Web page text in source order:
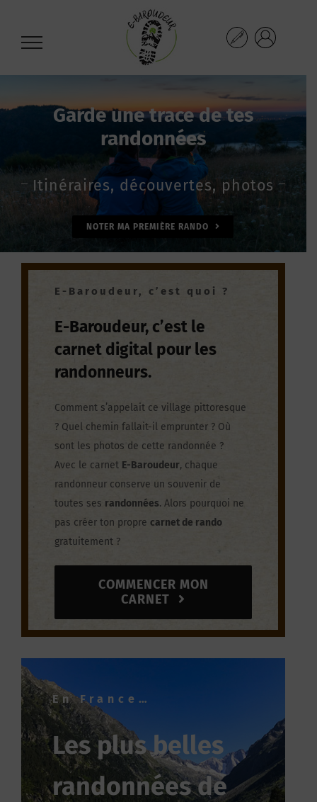
contenu
Garde une trace de tes
randonnées
Itinéraires, découvertes, photos
NOTER MA PREMIÈRE RANDO
E-Baroudeur, c’est quoi ?
E-Baroudeur, c’est le
carnet digital pour les
randonneurs.
Comment s’appelait ce village pittoresque
? Quel chemin fallait-il emprunter ? Où
sont les photos de cette randonnée ?
Avec le carnet E-Baroudeur, chaque
randonneur conserve un souvenir de
toutes ses randonnées.Alors pourquoi ne
pas créer ton proprecarnet de rando
gratuitement ?
COMMENCER MON
CARNET
En France…
Les plus belles
randonnées de